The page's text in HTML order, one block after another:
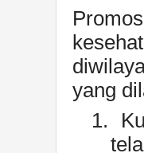
yang
1.